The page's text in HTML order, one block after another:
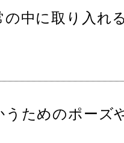
の中に取り入れ
うためのポーズ